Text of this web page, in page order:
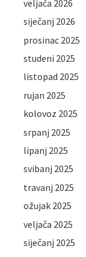
veljača 2026
siječanj 2026
prosinac 2025
studeni 2025
listopad 2025
rujan 2025
kolovoz 2025
srpanj 2025
lipanj 2025
svibanj 2025
travanj 2025
ožujak 2025
veljača 2025
siječanj 2025